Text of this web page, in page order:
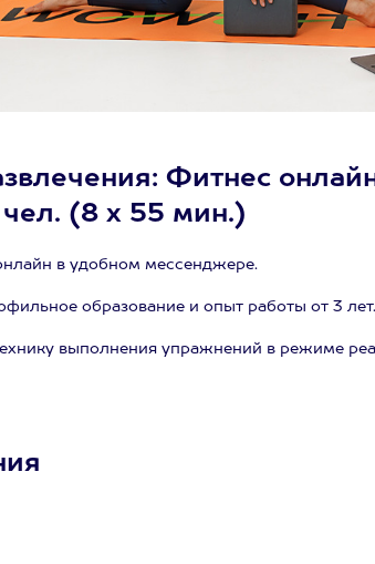
Фитнес
(8 х 55 мин.)
в удобном мессенджере.
образование и опыт работы от 3 лет.
выполнения упражнений в режиме